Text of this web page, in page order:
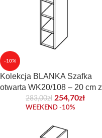
-10%
Kolekcja BLANKA Szafka
otwarta WK20/108 – 20 cm z
płyty frontowej
283,00zł 254,70zł
WEEKEND -10%